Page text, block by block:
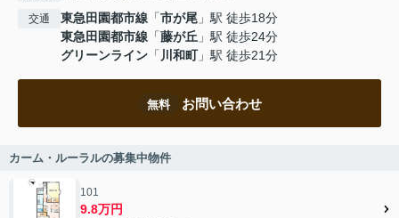
交通 東急田園都市線 「市が尾 」駅 徒歩18分
東急田園都市線 「藤が丘 」駅 徒歩24分
グリーンライン 「 川和町」駅 徒歩21分
無料 お問い合わせ
カーム・ルーラルの募集中物件
101
9.8万円